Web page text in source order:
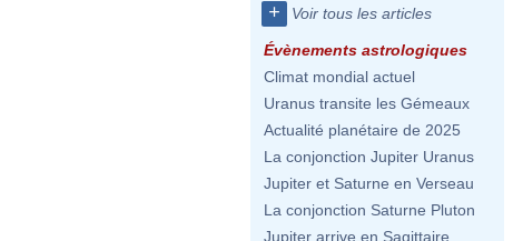
+ Voir tous les articles
Évènements astrologiques
Climat mondial actuel
Uranus transite les Gémeaux
Actualité planétaire de 2025
La conjonction Jupiter Uranus
Jupiter et Saturne en Verseau
La conjonction Saturne Pluton
Jupiter arrive en Sagittaire